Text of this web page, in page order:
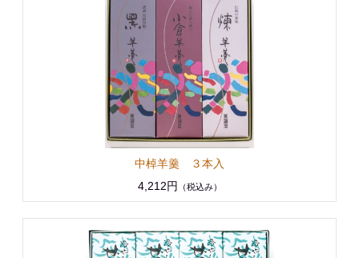
中棹羊羹 ３本入
4,212円
（税込み）